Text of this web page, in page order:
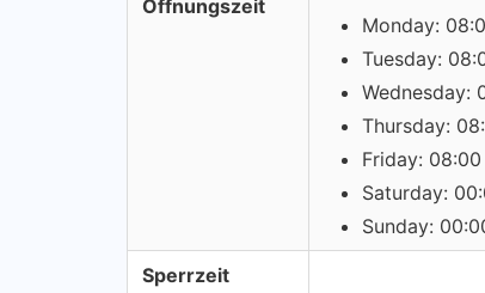
Öffnungszeit
Monday:
Tuesday:
Wednesday:
Thursday:
Friday: 08:00
Saturday:
Sunday:
Sperrzeit